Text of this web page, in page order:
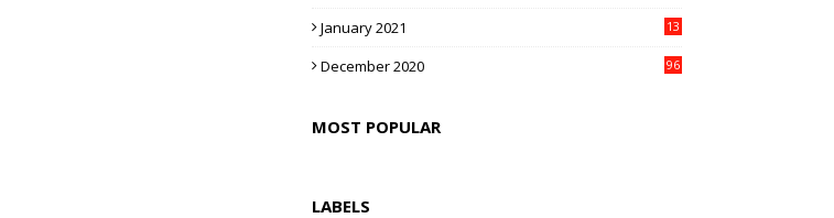
January 2021
13
December 2020 96
MOST POPULAR
LABELS